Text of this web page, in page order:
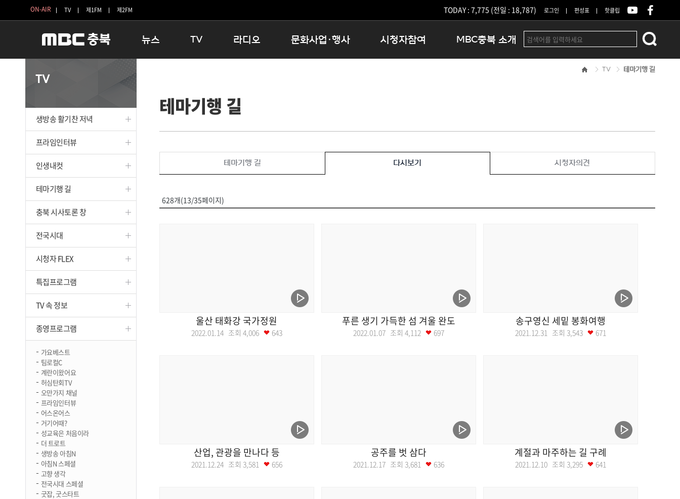
ON-AIR TV 제1FM 제2FM TODAY : 7,775 (전일 : 18,787) 로그인 편성표 핫클립
뉴스
보은
옥천
TV
인생내컷
테마기행 길
시청자 FLEX
라디오
16:00 완벽한 하루
우리 고향, 부탁해!
문화사업·행사
충청북도 음식문화페스타
문화행사 아카이빙
시청자참여 MBC충북 소개
오시는길
TV
생방송 활기찬 저녁
프라임인터뷰
인생내컷
테마기행 길
충북 시사토론 창
전국시대
시청자 FLEX
특집프로그램
TV 속 정보
종영프로그램
가요베스트
팀로컬C
계란이왔어요
허심탄회TV
오만가지 채널
프라임인터뷰
어스온어스
거기어때?
성교육은 처음이라
더 트로트
생방송 아침N
아침N 스페셜
고향 생각
전국시대 스페셜
굿잡, 굿스타트
TV 테마기행 길
테마기행 길
테마기행 길 다시보기 시청자의견
628개(13/35페이지)
울산 태화강 국가정원
2022.01.14 조회 4,006 643
푸른 생기 가득한 섬 겨울 완도
2022.01.07 조회 4,112 697
송구영신 세밑 봉화여행
2021.12.31 조회 3,543 671
산업, 관광을 만나다 등
2021.12.24 조회 3,581 656
공주를 벗 삼다
2021.12.17 조회 3,681 636
계절과 마주하는 길 구례
2021.12.10 조회 3,295 641